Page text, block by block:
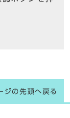
ジの先頭へ戻る